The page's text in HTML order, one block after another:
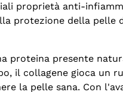
proprietà anti-
protezione della pelle
proteina presente
il collagene gioca un
la pelle sana. Con